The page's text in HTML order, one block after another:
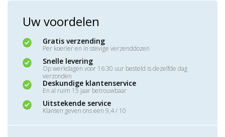
Uw voordelen
Gratis verzending
Per koerier en in stevige verzenddozen
Snelle levering
Op werkdagen voor 16:30 uur besteld is dezelfde dag
verzonden
Deskundige klantenservice
En al ruim 15 jaar betrouwbaar
Uitstekende service
Klanten geven ons een 9,4 / 10